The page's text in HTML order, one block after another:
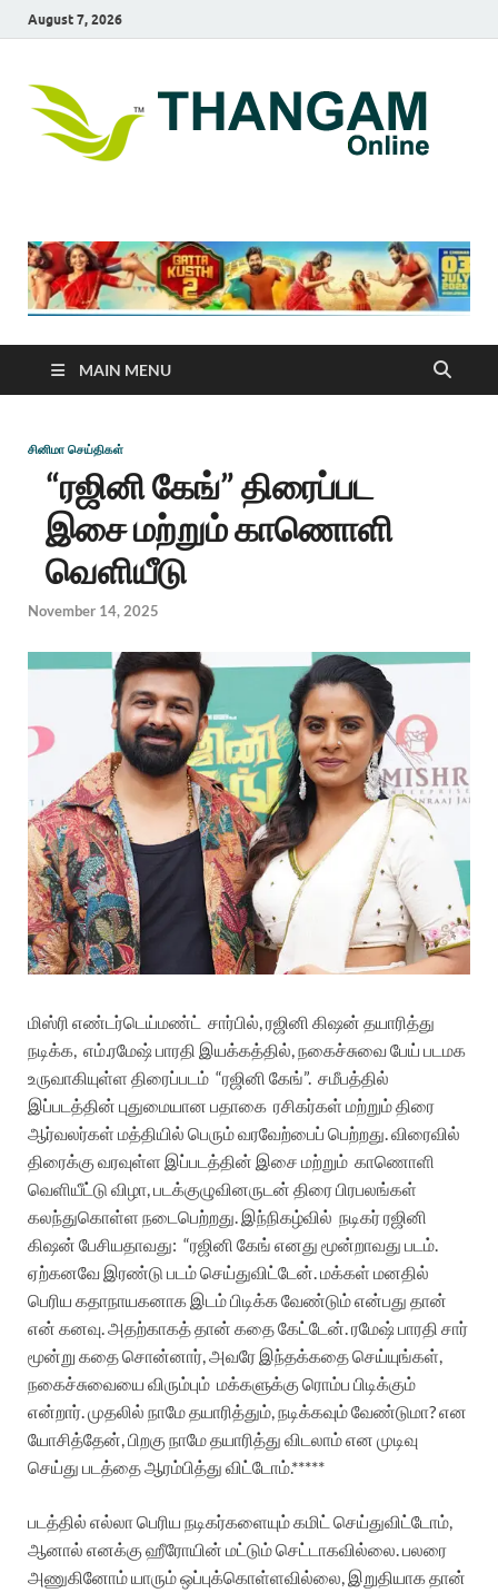
August 7, 2026
MAIN MENU
சினிமா செய்திகள்
“ரஜினி கேங்” திரைப்பட
இசை மற்றும் காணொளி
வெளியீடு
November 14, 2025
மிஸ்ரி எண்டர்டெய்மண்ட் சார்பில், ரஜினி கிஷன் தயாரித்து
நடிக்க, எம்.ரமேஷ் பாரதி இயக்கத்தில், நகைச்சுவை பேய் படமக
உருவாகியுள்ள திரைப்படம் “ரஜினி கேங்”. சமீபத்தில்
இப்படத்தின் புதுமையான பதாகை ரசிகர்கள் மற்றும் திரை
ஆர்வலர்கள் மத்தியில் பெரும் வரவேற்பைப் பெற்றது.விரைவில்
திரைக்கு வரவுள்ள இப்படத்தின் இசை மற்றும் காணொளி
வெளியீட்டு விழா, படக்குழுவினருடன் திரை பிரபலங்கள்
கலந்துகொள்ள நடைபெற்றது. இந்நிகழ்வில் நடிகர் ரஜினி
கிஷன் பேசியதாவது: “ரஜினி கேங் எனது மூன்றாவது படம்.
ஏற்கனவே இரண்டு படம் செய்துவிட்டேன். மக்கள் மனதில்
பெரிய கதாநாயகனாக இடம் பிடிக்க வேண்டும் என்பது தான்
என் கனவு. அதற்காகத் தான் கதை கேட்டேன். ரமேஷ் பாரதி சார்
மூன்று கதை சொன்னார், அவரே இந்தக்கதை செய்யுங்கள்,
நகைச்சுவையை விரும்பும் மக்களுக்கு ரொம்ப பிடிக்கும்
என்றார். முதலில் நாமே தயாரித்தும், நடிக்கவும் வேண்டுமா? என
யோசித்தேன், பிறகு நாமே தயாரித்து விடலாம் என முடிவு
செய்து படத்தை ஆரம்பித்து விட்டோம்.*****
படத்தில் எல்லா பெரிய நடிகர்களையும் கமிட் செய்துவிட்டோம்,
ஆனால் எனக்கு ஹீரோயின் மட்டும் செட்டாகவில்லை. பலரை
அணுகினோம் யாரும் ஒப்புக்கொள்ளவில்லை, இறுதியாக தான்